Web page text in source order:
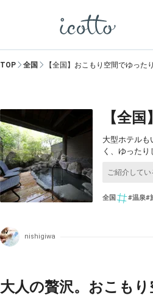
TOP 全国 【全国】おこもり空間でゆっ
【全
大型ホテルも
く、ゆった
全国 #温泉#
nishigiwa
大人の贅沢。おこも